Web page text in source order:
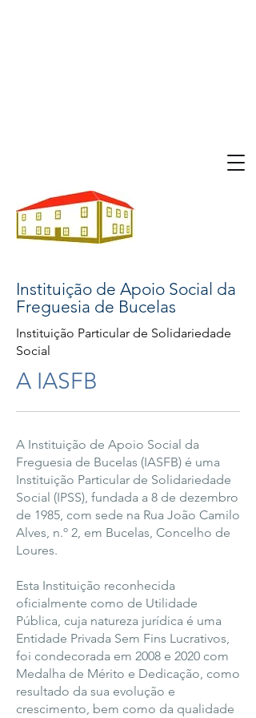
Instituição de Apoio Social da
Freguesia de Bucelas
Instituição Particular de Solidariedade
Social
A IASFB
A Instituição de Apoio Social da
Freguesia de Bucelas (IASFB) é uma
Instituição Particular de Solidariedade
Social (IPSS), fundada a 8 de dezembro
de 1985, com sede na Rua João Camilo
Alves, n.º 2, em Bucelas, Concelho de
Loures.
Esta Instituição reconhecida
oficialmente como de Utilidade
Pública, cuja natureza jurídica é uma
Entidade Privada Sem Fins Lucrativos,
foi condecorada em 2008 e 2020 com
Medalha de Mérito e Dedicação, como
resultado da sua evolução e
crescimento, bem como da qualidade